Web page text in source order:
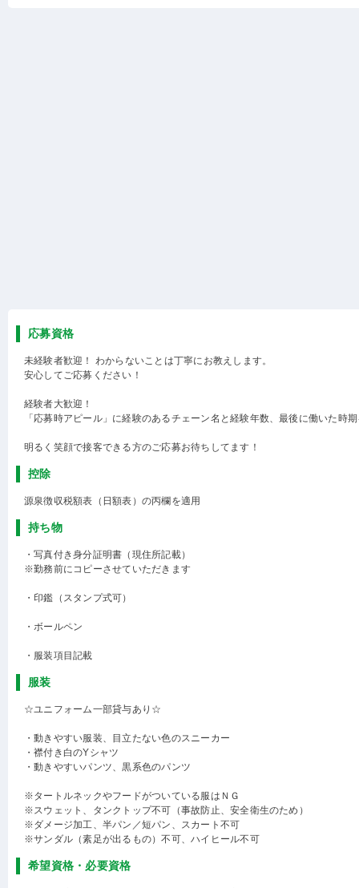
応募資格
未経験者歓迎！ わからないことは丁寧にお教えします。
安心してご応募ください！
経験者大歓迎！
「応募時アピール」に経験のあるチェーン名と経験年数、最後に働いた時
明るく笑顔で接客できる方のご応募お待ちしてます！
控除
源泉徴収税額表（日額表）の丙欄を適用
持ち物
・写真付き身分証明書（現住所記載）
※勤務前にコピーさせていただきます
・印鑑（スタンプ式可）
・ボールペン
・服装項目記載
服装
☆ユニフォーム一部貸与あり☆
・動きやすい服装、目立たない色のスニーカー
・襟付き白のYシャツ
・動きやすいパンツ、黒系色のパンツ
※タートルネックやフードがついている服はＮＧ
※スウェット、タンクトップ不可（事故防止、安全衛生のため）
※ダメージ加工、半パン／短パン、スカート不可
※サンダル（素足が出るもの）不可、ハイヒール不可
希望資格・必要資格